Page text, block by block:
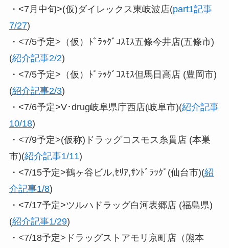
・<7月中旬>(仮)ダイレックス東岐波店(part1記事
7/27)
・<7/5予定>（仮）ﾄﾞﾗｯｸﾞｺｽﾓｽ五條今井店(五條市)
(紹介記事2/2)
・<7/5予定>（仮）ﾄﾞﾗｯｸﾞｺｽﾓｽ但馬日高店 (豊岡市)
(紹介記事2/3)
・<7/6予定>V･drug岐阜県庁西店(岐阜市)(紹介記事
10/18)
・<7/9予定>(仮称)ドラッグコスモス糸貫店 (本巣
市)(紹介記事1/11)
・<7/15予定>鶴ヶ谷ビル,ｾﾘｱ,ｻﾝﾄﾞﾗｯｸﾞ(仙台市)(紹
介記事1/8)
・<7/17予定>ツルハドラッグ白河表郷店 (福島県)
(紹介記事1/29)
・<7/18予定>ドラッグストアモリ京町店（熊本